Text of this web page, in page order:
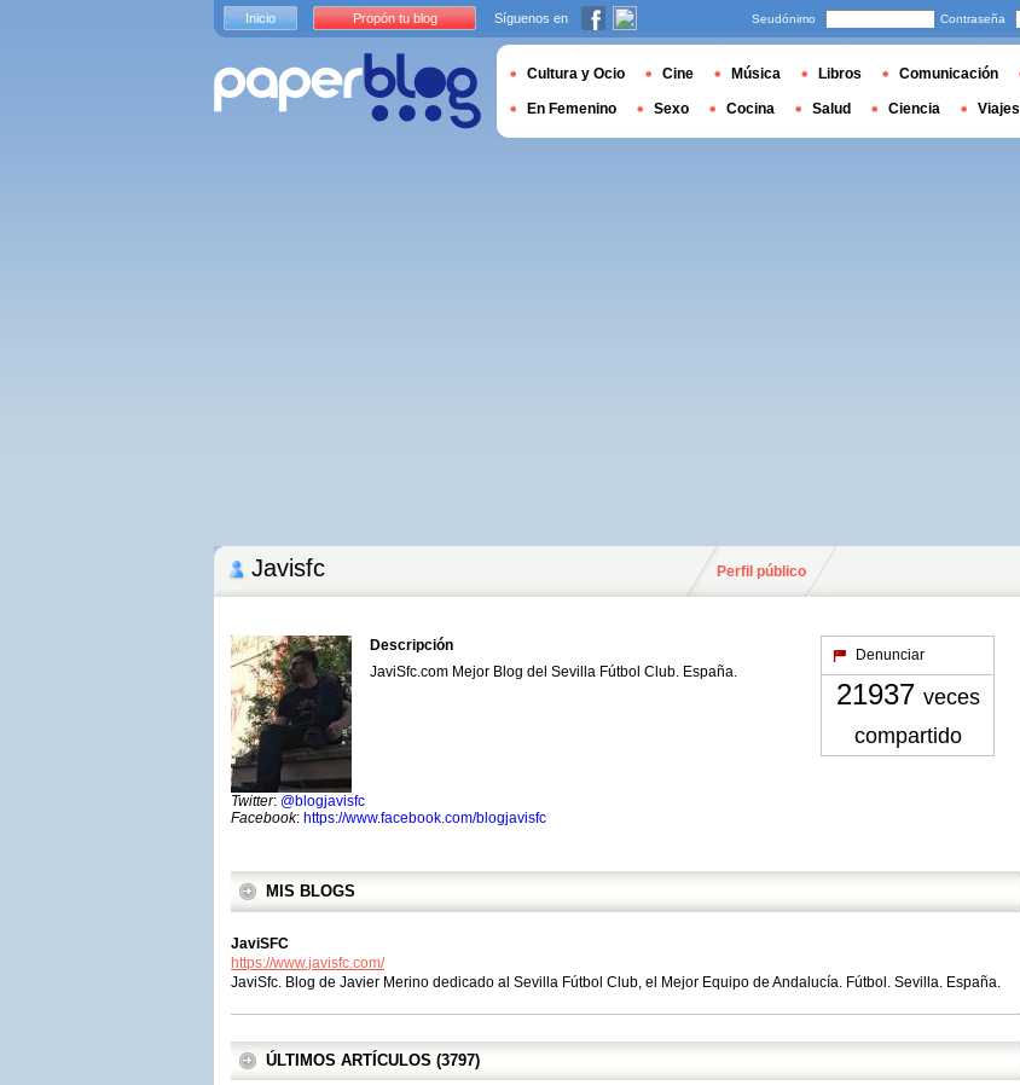
Javisfc Perfil público
Descripción
JaviSfc.com Mejor Blog del Sevilla Fútbol Club. España.
Twitter: @blogjavisfc
Facebook: https://www.facebook.com/blogjavisfc
Denunciar
21937 veces
compartido
MIS BLOGS
JaviSFC
https://www.javisfc.com/
JaviSfc. Blog de Javier Merino dedicado al Sevilla Fútbol Club, el Mejor Equipo de Andalucía. Fútbol. Sevilla. España.
ÚLTIMOS ARTÍCULOS (3797)
Inicio Propón tu blog Síguenos en Seudónimo Contraseña
Cultura y Ocio Cine Música Libros Comunicación
En Femenino Sexo Cocina Salud Ciencia Viajes